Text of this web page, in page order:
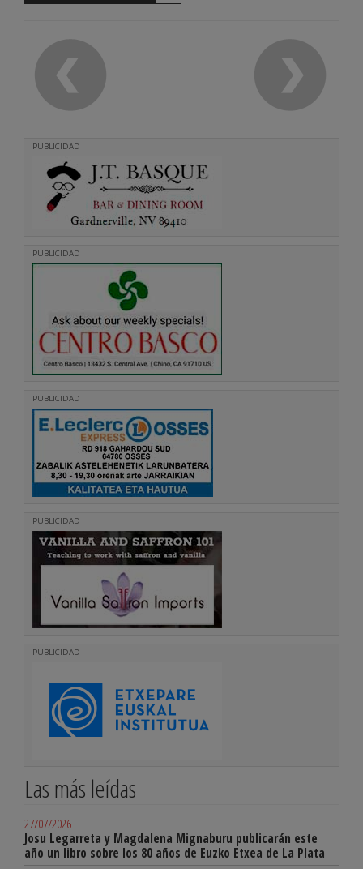
PUBLICIDAD
PUBLICIDAD
PUBLICIDAD
PUBLICIDAD
PUBLICIDAD
Las más leídas
27/07/2026
Josu Legarreta y Magdalena Mignaburu publicarán este
año un libro sobre los 80 años de Euzko Etxea de La Plata